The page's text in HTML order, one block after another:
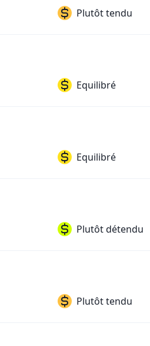
Plutôt tendu
Equilibré
Equilibré
Plutôt détendu
Plutôt tendu